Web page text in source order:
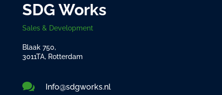
SDG Works
Sales & Development
Blaak 750,
3011TA, Rotterdam
 Info@sdgworks.nl